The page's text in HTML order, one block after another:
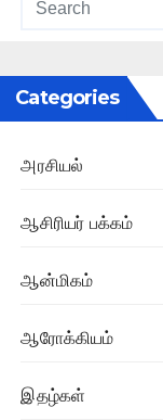
Categories
அரசியல்
ஆசிரியர் பக்கம்
ஆன்மிகம்
ஆரோக்கியம்
இதழ்கள்